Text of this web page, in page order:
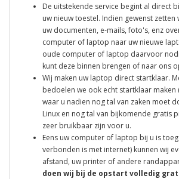
De uitstekende service begint al direct
uw nieuw toestel. Indien gewenst zetten
uw documenten, e-mails, foto's, enz
computer of laptop naar uw nieuwe
oude computer of laptop daarvoor
kunt deze binnen brengen of naar ons
Wij maken uw laptop direct startklaar.
bedoelen we ook echt startklaar maken
waar u nadien nog tal van zaken moet
Linux en nog tal van bijkomende gratis
zeer bruikbaar zijn voor u.
Eens uw computer of laptop bij u is
verbonden is met internet) kunnen wij
afstand, uw printer of andere
doen wij bij de opstart volledig